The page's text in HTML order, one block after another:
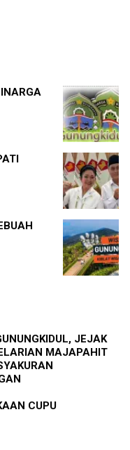
JEJAK
MAJAPAHIT
CUPU